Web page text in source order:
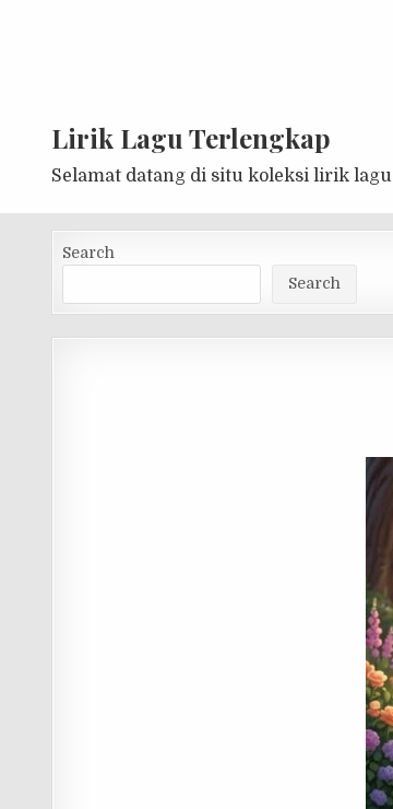
Lirik Lagu Terlengkap
Selamat datang di situ koleksi lirik lagu
Search
Search